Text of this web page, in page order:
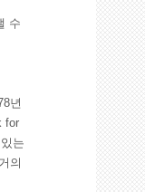
수
년
for
는
의